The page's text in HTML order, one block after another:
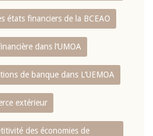
états financiers de la BCEAO
dans l‘UMOA
de banque dans L‘UEMOA
extérieur
des économies de